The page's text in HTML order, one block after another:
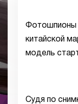
Фотошпионы
китайской
модель
Судя по